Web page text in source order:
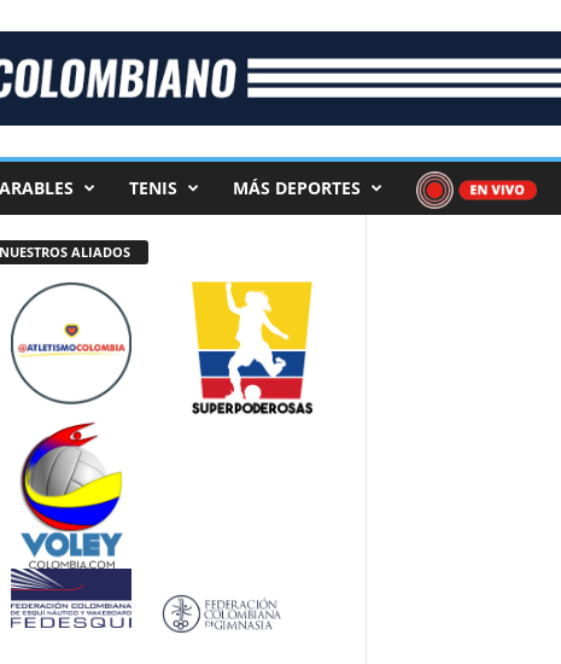
TENIS MÁS DEPORTES
NUESTROS ALIADOS